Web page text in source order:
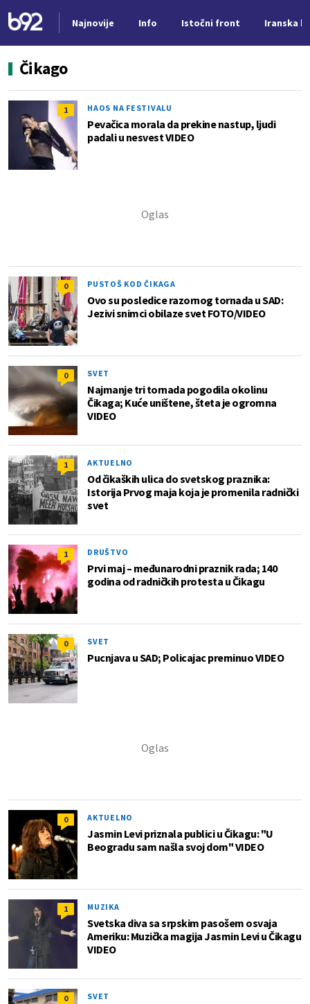
Najnovije Info Istočni front Iranska
Nova vest
Čikago
1 HAOS NA FESTIVALU
Pevačica morala da prekine nastup, ljudi
padali u nesvest VIDEO
0 PUSTOŠ KOD ČIKAGA
Ovo su posledice razornog tornada u SAD:
Jezivi snimci obilaze svet FOTO/VIDEO
0 SVET
Najmanje tri tornada pogodila okolinu
Čikaga; Kuće uništene, šteta je ogromna
VIDEO
1 AKTUELNO
Od čikaških ulica do svetskog praznika:
Istorija Prvog maja koja je promenila radnički
svet
1 DRUŠTVO
Prvi maj – međunarodni praznik rada; 140
godina od radničkih protesta u Čikagu
0 SVET
Pucnjava u SAD; Policajac preminuo VIDEO
0 AKTUELNO
Jasmin Levi priznala publici u Čikagu: "U
Beogradu sam našla svoj dom" VIDEO
1 MUZIKA
Svetska diva sa srpskim pasošem osvaja
Ameriku: Muzička magija Jasmin Levi u Čikagu
VIDEO
0 SVET